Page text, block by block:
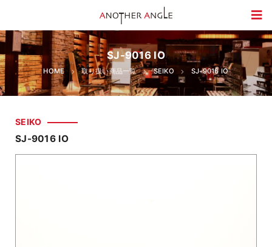
SJ-9016 IO
HOME 取り扱い商品一覧 SEIKO SJ-9016 IO
SEIKO
SJ-9016 IO